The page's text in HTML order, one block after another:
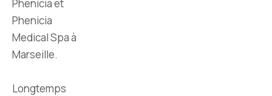
Phenicia et
Phenicia
Medical Spa à
Marseille.
Longtemps